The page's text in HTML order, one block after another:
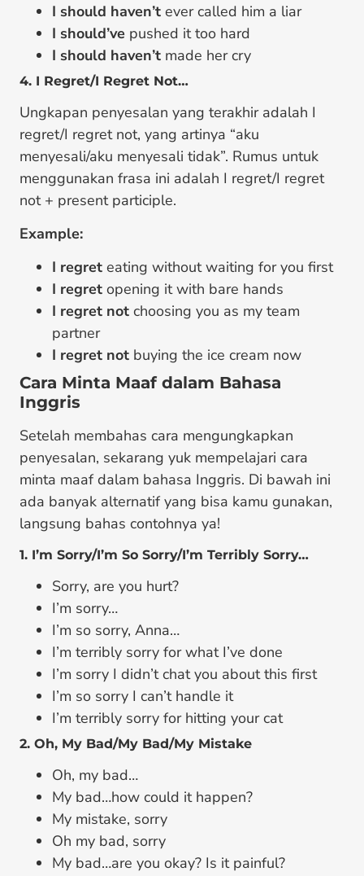
I should haven’t ever called him a liar
I should’ve pushed it too hard
I should haven’t made her cry
4. I Regret/I Regret Not…
Ungkapan penyesalan yang terakhir adalah I
regret/I regret not, yang artinya “aku
menyesali/aku menyesali tidak”. Rumus untuk
menggunakan frasa ini adalah I regret/I regret
not + present participle.
Example:
I regret eating without waiting for you first
I regret opening it with bare hands
I regret not choosing you as my team
partner
I regret not buying the ice cream now
Cara Minta Maaf dalam Bahasa
Inggris
Setelah membahas cara mengungkapkan
penyesalan, sekarang yuk mempelajari cara
minta maaf dalam bahasa Inggris. Di bawah ini
ada banyak alternatif yang bisa kamu gunakan,
langsung bahas contohnya ya!
1. I’m Sorry/I’m So Sorry/I’m Terribly Sorry…
Sorry, are you hurt?
I’m sorry…
I’m so sorry, Anna…
I’m terribly sorry for what I’ve done
I’m sorry I didn’t chat you about this first
I’m so sorry I can’t handle it
I’m terribly sorry for hitting your cat
2. Oh, My Bad/My Bad/My Mistake
Oh, my bad…
My bad…how could it happen?
My mistake, sorry
Oh my bad, sorry
My bad…are you okay? Is it painful?